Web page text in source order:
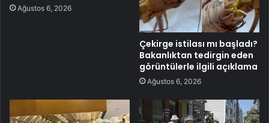
Ağustos 6, 2026
Çekirge istilası mı başladı?
Bakanlıktan tedirgin eden
görüntülerle ilgili açıklama
Ağustos 6, 2026